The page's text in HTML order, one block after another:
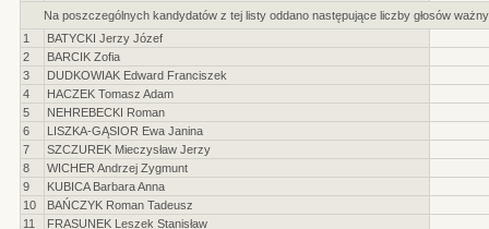
Na poszczególnych kandydatów z tej listy oddano następujące liczby głosów
1
BATYCKI Jerzy Józef
2
BARCIK Zofia
3
DUDKOWIAK Edward Franciszek
4
HACZEK Tomasz Adam
5
NEHREBECKI Roman
6
LISZKA-GĄSIOR Ewa Janina
7
SZCZUREK Mieczysław Jerzy
8
WICHER Andrzej Zygmunt
9
KUBICA Barbara Anna
10
BAŃCZYK Roman Tadeusz
11
FRASUNEK Leszek Stanisław